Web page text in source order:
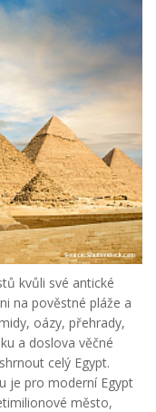
kvůli své antické
na pověstné pláže a
oázy, přehrady,
a doslova věčné
celý Egypt.
je pro moderní Egypt
město,